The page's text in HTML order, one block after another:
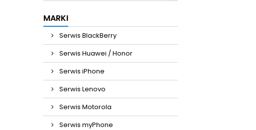
MARKI
Serwis BlackBerry
Serwis Huawei / Honor
Serwis iPhone
Serwis Lenovo
Serwis Motorola
Serwis myPhone